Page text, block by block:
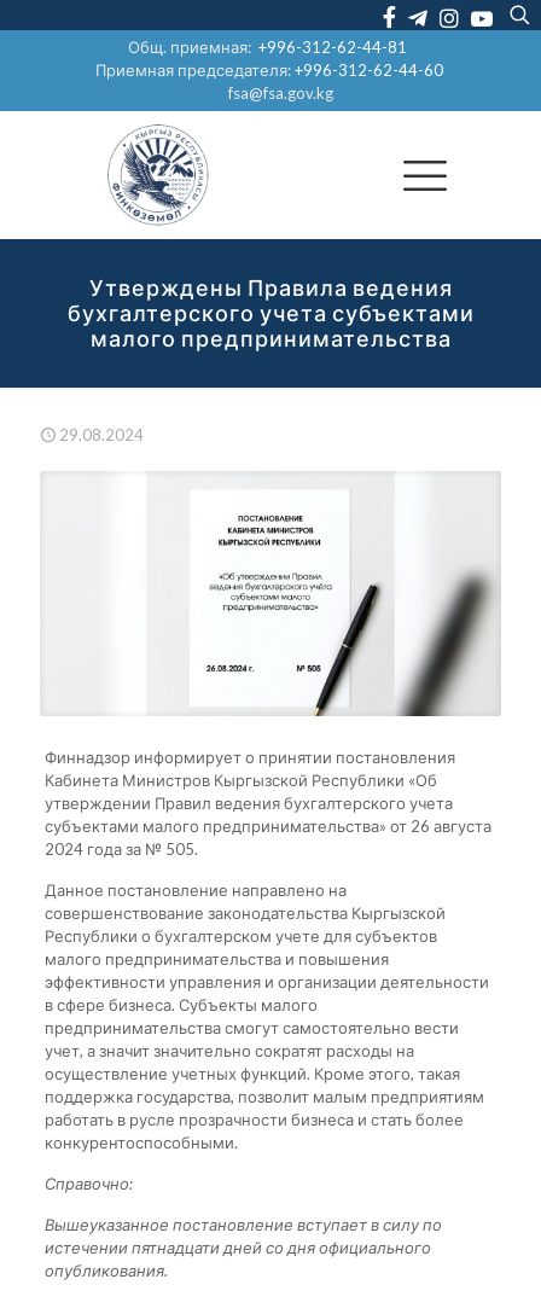
Общ. приемная:+996-312-62-44-81
Приемная председателя:+996-312-62-44-60
fsa@fsa.gov.kg
Утверждены Правила ведения
бухгалтерского учета субъектами
малого предпринимательства
29.08.2024
Финнадзор информирует о принятии постановления
Кабинета Министров Кыргызской Республики «Об
утверждении Правил ведения бухгалтерского учета
субъектами малого предпринимательства» от 26 августа
2024 года за № 505.
Данное постановление направлено на
совершенствование законодательства Кыргызской
Республики о бухгалтерском учете для субъектов
малого предпринимательства и повышения
эффективности управления и организации деятельности
в сфере бизнеса. Субъекты малого
предпринимательства смогут самостоятельно вести
учет, а значит значительно сократят расходы на
осуществление учетных функций. Кроме этого, такая
поддержка государства, позволит малым предприятиям
работать в русле прозрачности бизнеса и стать более
конкурентоспособными.
Справочно:
Вышеуказанное постановление вступает в силу по
истечении пятнадцати дней со дня официального
опубликования.